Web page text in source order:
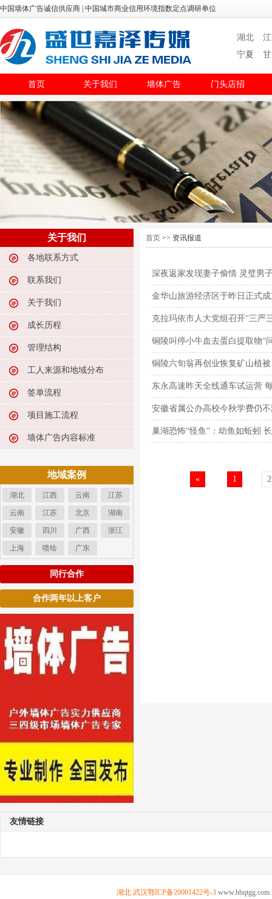
中国墙体广告诚信供应商 | 中国城市商业信用环境指数定点调研单位
湖北
宁夏
首页 关于我们 墙体广告 门头店招
关于我们
各地联系方式
联系我们
关于我们
成长历程
管理结构
工人来源和地域分布
签单流程
项目施工流程
墙体广告内容标准
地域案例
湖北 江西 云南 江苏
云南 江苏 北京 湖南
安徽 四川 广西 浙江
上海 喷绘 广东
同行合作
合作两年以上客户
首页 >> 资讯报道
深夜返家发现妻子偷情 灵璧男
金华山旅游经济区于昨日正式
克拉玛依市人大党组召开“三严
铜陵叫停小牛血去蛋白提取物“
铜陵六旬翁再创业恢复矿山植
东永高速昨天全线通车试运营
安徽省属公办高校今秋学费仍
巢湖恐怖“怪鱼”：幼鱼如蚯蚓
« 1 2
友情链接
湖北 武汉鄂ICP备20001422号-3www.hbqtgg.com